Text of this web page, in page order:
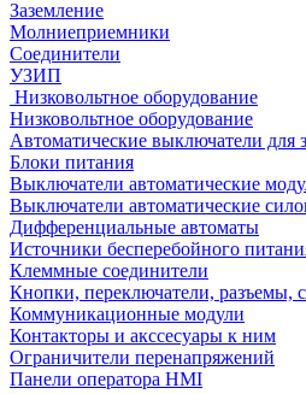
Заземление
Молниеприемники
Соединители
УЗИП
Низковольтное оборудование
Низковольтное оборудование
Автоматические выключатели для
Блоки питания
Выключатели автоматические
Выключатели автоматические
Дифференциальные автоматы
Источники бесперебойного
Клеммные соединители
Кнопки, переключатели, разъемы,
Коммуникационные модули
Контакторы и акссесуары к ним
Ограничители перенапряжений
Панели оператора HMI